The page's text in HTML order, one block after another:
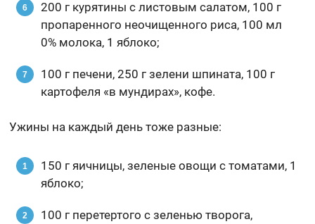
200 г курятины с листовым салатом, 100 г
пропаренного неочищенного риса, 100 мл
0% молока, 1 яблоко;
100 г печени, 250 г зелени шпината, 100 г
картофеля «в мундирах», кофе.
Ужины на каждый день тоже разные:
150 г яичницы, зеленые овощи с томатами, 1
яблоко;
100 г перетертого с зеленью творога,